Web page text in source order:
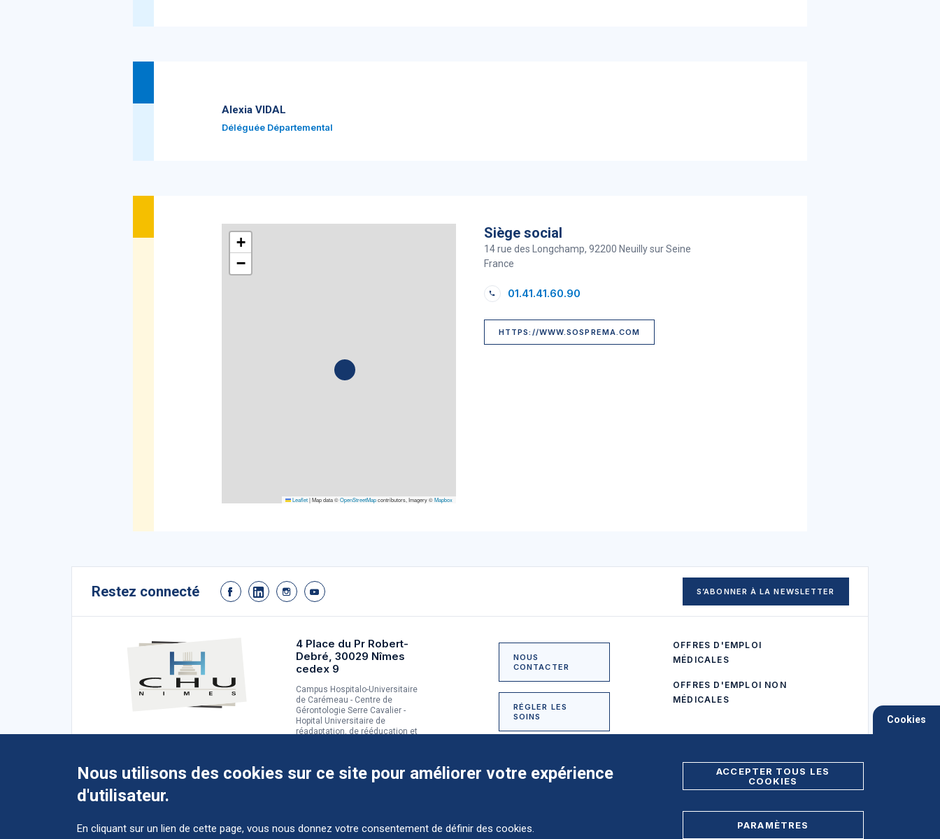
Alexia VIDAL
Déléguée Départemental
+
−
Leaflet|Map data ©OpenStreetMapcontributors, Imagery ©Mapbox
Siège social
14 rue des Longchamp, 92200 Neuilly sur Seine
France
01.41.41.60.90
HTTPS://WWW.SOSPREMA.COM
Restez connecté S’ABONNER À LA NEWSLETTER
4 Place du Pr Robert-
Debré, 30029 Nîmes
cedex 9
Campus Hospitalo-Universitaire
de Carémeau - Centre de
Gérontologie Serre Cavalier -
Hopital Universitaire de
réadaptation, de rééducation et
NOUS
CONTACTER
RÉGLER LES
SOINS
OFFRES D'EMPLOI
MÉDICALES
OFFRES D'EMPLOI NON
MÉDICALES
Accéder au CHU et ses différents
Comment préparer mon
Foire aux Questions (FAQ)
Cookies
Nous utilisons des cookies sur ce site pour améliorer votre expérience
d'utilisateur.
En cliquant sur un lien de cette page, vous nous donnez votre consentement de définir des cookies.
ACCEPTER TOUS LES
COOKIES
PARAMÈTRES